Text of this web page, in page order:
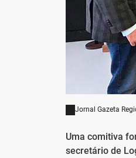
Jornal Gazeta
Uma comitiva
secretário de